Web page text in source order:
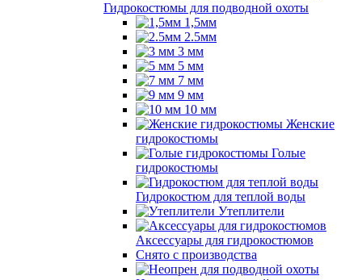
Гидрокостюмы для подводной охоты
1,5мм
2.5мм
3 мм
5 мм
7 мм
9 мм
10 мм
Женские
гидрокостюмы
Голые
гидрокостюмы
Гидрокостюм для теплой воды
Утеплители
Аксессуары для гидрокостюмов
Снято с производства